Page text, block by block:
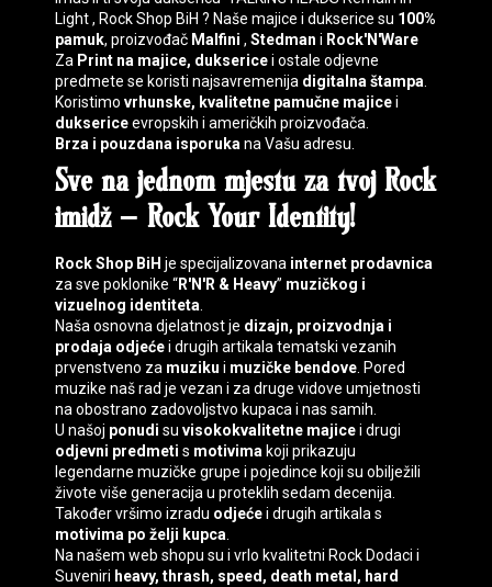
Light , Rock Shop BiH ? Naše majice i dukserice su 100%
pamuk, proizvođač Malfini , Stedman i Rock'N'Ware
Za Print na majice, duksericei ostale odjevne
predmete se koristi najsavremenija digitalna štampa
Koristimo vrhunske, kvalitetne pamučne majicei
duksericeevropskih i američkih proizvođača.
Brza i pouzdana isporuka na Vašu adresu.
Sve na jednom mjestu za tvoj Rock
imidž– Rock Your Identity!
Rock Shop BiH je specijalizovana internet prodavnica
za sve poklonike “R'N'R & Heavy” muzičkog i
vizuelnog identiteta
Naša osnovna djelatnost je dizajn, proizvodnja i
prodaja odjećei drugih artikala tematski vezanih
prvenstveno za muziku i muzičke bendove . Pored
muzike naš rad je vezan i za druge vidove umjetnosti
na obostrano zadovoljstvo kupaca i nas samih.
U našoj ponudi su visokokvalitetne majicei drugi
odjevni predmeti s motivima koji prikazuju
legendarne muzičke grupe i pojedince koji su obilježili
živote više generacija u proteklih sedam decenija.
Također vršimo izradu odjećei drugih artikala s
motivima po želji kupca
Na našem web shopu su i vrlo kvalitetni Rock Dodaci i
Suveniri heavy, thrash, speed, death metal, hard